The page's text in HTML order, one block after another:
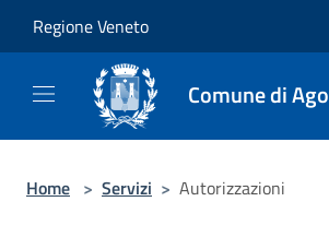
Regione Veneto
Comune di
Home > Servizi > Autorizzazioni